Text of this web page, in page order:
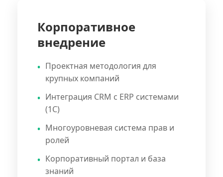
Корпоративное
внедрение
Проектная методология для
крупных компаний
Интеграция CRM с ERP системами
(1С)
Многоуровневая система прав и
ролей
Корпоративный портал и база
знаний